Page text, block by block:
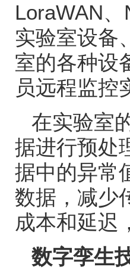
LoraWAN、
实验室设备
室的各种设
员远程监控
在实验室
据进行预处
据中的异常
数据，减少
成本和延迟
数字孪生